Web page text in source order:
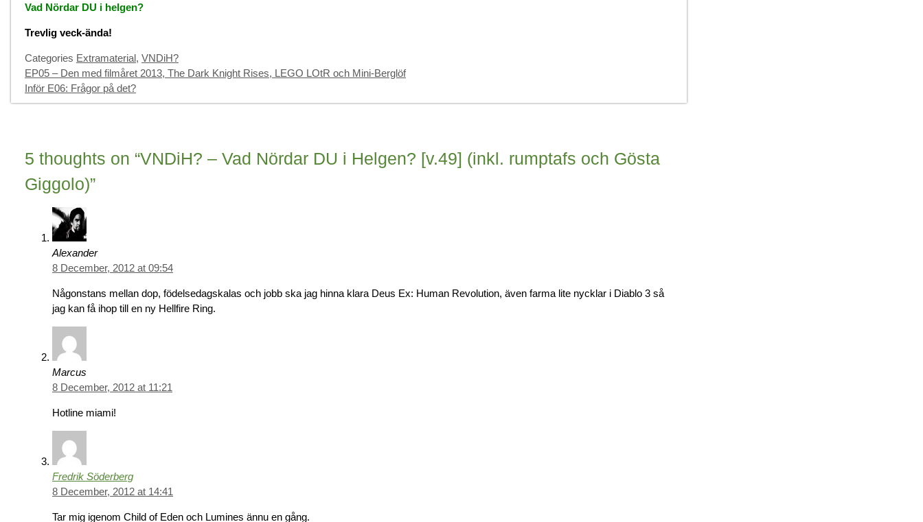
Vad Nördar DU i helgen?
Trevlig veck-ända!
Categories Extramaterial, VNDiH?
EP05 – Den med filmåret 2013, The Dark Knight Rises, LEGO LOtR och Mini-Berglöf
Inför E06: Frågor på det?
5 thoughts on “VNDiH? – Vad Nördar DU i Helgen? [v.49] (inkl. rumptafs och Gösta
Giggolo)”
Alexander
8 December, 2012 at 09:54
Någonstans mellan dop, födelsedagskalas och jobb ska jag hinna klara Deus Ex: Human Revolution, även farma lite nycklar i Diablo 3 så
jag kan få ihop till en ny Hellfire Ring.
Marcus
8 December, 2012 at 11:21
Hotline miami!
Fredrik Söderberg
8 December, 2012 at 14:41
Tar mig igenom Child of Eden och Lumines ännu en gång.